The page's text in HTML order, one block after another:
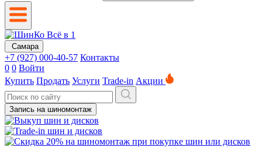
Самара
+7 (927) 000-40-57 Контакты
0 0 Войти
Купить Продать Услуги Trade-in Акции
Запись на шиномонтаж